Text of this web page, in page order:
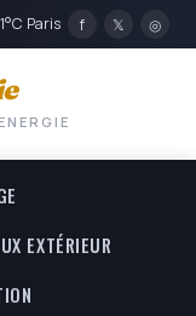
Paris f 𝕏 ◎
EXTÉRIEUR